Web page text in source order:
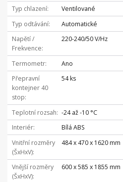
Typ chlazení
Ventilované
Typ odtávání
Automatické
Napětí /
Frekvence
220-240/50 V/Hz
Termometr
Ano
Přepravní
kontejner 40
stop
54 ks
Teplotní rozsah
-24 až -10 °C
Interiér
Bílá ABS
Vnitřní rozměry
(ŠxHxV)
484 x 470 x 1620 mm
Vnější rozměry
(ŠxHxV)
600 x 585 x 1855 mm